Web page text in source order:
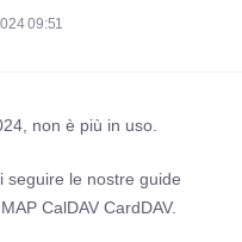
09:51
non è più in uso.
seguire le nostre guide
CalDAV CardDAV.